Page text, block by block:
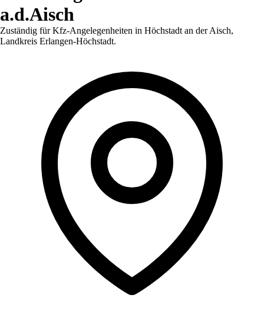
a.d.Aisch
Zuständig für Kfz-Angelegenheiten in Höchstadt an der Aisch,
Landkreis Erlangen-Höchstadt.